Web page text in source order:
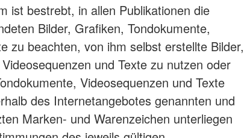
ist bestrebt, in allen Publikationen die
Bilder, Grafiken, Tondokumente,
zu beachten, von ihm selbst erstellte Bilder,
und Texte zu nutzen oder
Videosequenzen und Texte
des Internetangebotes genannten und
Marken- und Warenzeichen unterliegen